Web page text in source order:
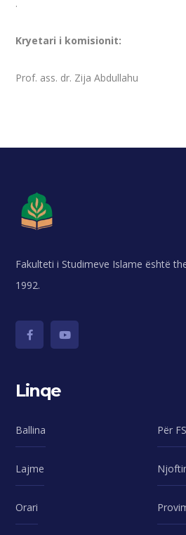
.
Kryetari i komisionit:
Prof. ass. dr. Zija Abdullahu
Fakulteti i Studimeve Islame është
1992.
Linqe
Ballina Për
Lajme
Orari